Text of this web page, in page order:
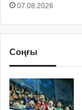
07.08.2026
Соңғы